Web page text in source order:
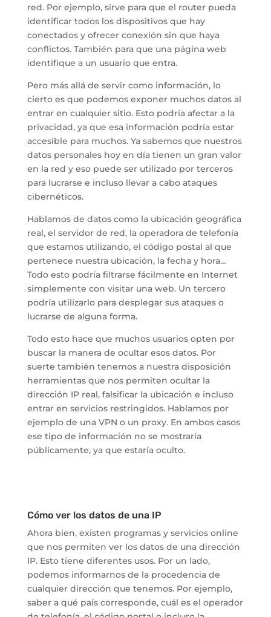
red. Por ejemplo, sirve para que el router pueda
identificar todos los dispositivos que hay
conectados y ofrecer conexión sin que haya
conflictos. También para que una página web
identifique a un usuario que entra.
Pero más allá de servir como información, lo
cierto es que podemos exponer muchos datos al
entrar en cualquier sitio. Esto podría afectar a la
privacidad, ya que esa información podría estar
accesible para muchos. Ya sabemos que nuestros
datos personales hoy en día tienen un gran valor
en la red y eso puede ser utilizado por terceros
para lucrarse e incluso llevar a cabo ataques
cibernéticos.
Hablamos de datos como la ubicación geográfica
real, el servidor de red, la operadora de telefonía
que estamos utilizando, el código postal al que
pertenece nuestra ubicación, la fecha y hora…
Todo esto podría filtrarse fácilmente en Internet
simplemente con visitar una web. Un tercero
podría utilizarlo para desplegar sus ataques o
lucrarse de alguna forma.
Todo esto hace que muchos usuarios opten por
buscar la manera de ocultar esos datos. Por
suerte también tenemos a nuestra disposición
herramientas que nos permiten ocultar la
dirección IP real, falsificar la ubicación e incluso
entrar en servicios restringidos. Hablamos por
ejemplo de una VPN o un proxy. En ambos casos
ese tipo de información no se mostraría
públicamente, ya que estaría oculto.
Cómo ver los datos de una IP
Ahora bien, existen programas y servicios online
que nos permiten ver los datos de una dirección
IP. Esto tiene diferentes usos. Por un lado,
podemos informarnos de la procedencia de
cualquier dirección que tenemos. Por ejemplo,
saber a qué país corresponde, cuál es el operador